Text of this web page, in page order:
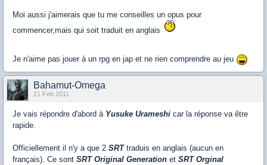
Moi aussi j'aimerais que tu me conseilles un opus pour
commencer,mais qui soit traduit en anglais
Je n'aime pas jouer à un rpg en jap et ne rien comprendre au jeu
Bahamut-Omega
21 Feb 2011
Je vais répondre d'abord à Yusuke Urameshi car la réponse va être
rapide.
Officiellement il n'y a que 2 SRTtraduis en anglais (aucun en
français). Ce sont SRT Original Generation et SRT Orginal